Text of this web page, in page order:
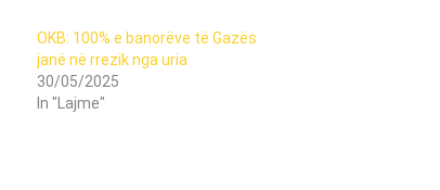
OKB: 100% e banorëve të Gazës
janë në rrezik nga uria
30/05/2025
In "Lajme"